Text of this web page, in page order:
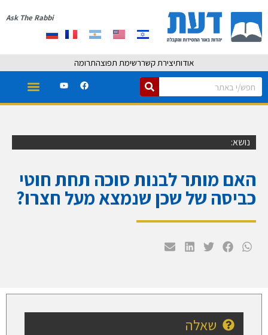
Ask The Rabbi
אודותיצירת קשררשימת תפוצהתרומה
נושא:
האם מותר לבנות סוכה תחת חוטי
כביסה של שכן שנמצא מעל חצרו?
שאלה